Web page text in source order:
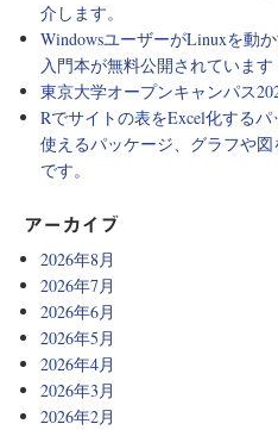
介します。
WindowsユーザーがLinuxを動
入門本が無料公開されています
東京大学オープンキャンパス
Rでサイトの表をExcel化する
使えるパッケージ、グラフや
です。
アーカイブ
2026年8月
2026年7月
2026年6月
2026年5月
2026年4月
2026年3月
2026年2月